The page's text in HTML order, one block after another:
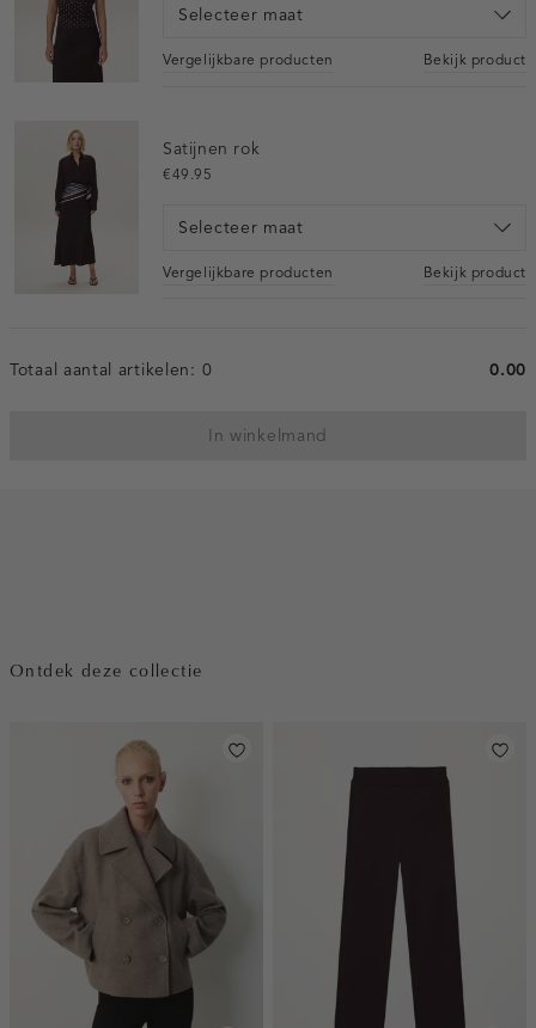
Selecteer maat
Vergelijkbare producten Bekijk product
Satijnen rok
€49.95
Selecteer maat
Vergelijkbare producten Bekijk product
Totaal aantal artikelen: 0 0.00
In winkelmand
Ontdek deze collectie